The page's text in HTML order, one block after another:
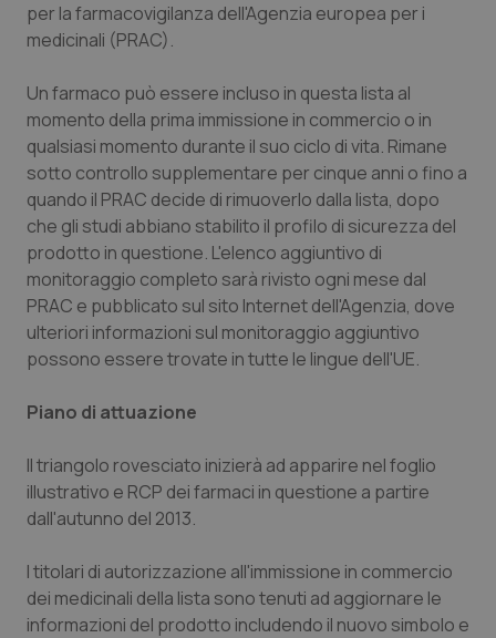
Sicilia
Toscana
Umbria
Valle D’Aosta
Veneto
Neuroscienze & patologie neurodegenerative
Obesità
Oftalmologia
Oncodermatologia
Oncoematologia
Oncologia & Nutrizione
Quotidiano Chirurgia
Quotidiano Pediatria
per la farmacovigilanza dell'Agenzia europea per i
medicinali (PRAC).
Un farmaco può essere incluso in questa lista al
momento della prima immissione in commercio o in
qualsiasi momento durante il suo ciclo di vita. Rimane
sotto controllo supplementare per cinque anni o fino a
quando il PRAC decide di rimuoverlo dalla lista, dopo
che gli studi abbiano stabilito il profilo di sicurezza del
prodotto in questione. L'elenco aggiuntivo di
monitoraggio completo sarà rivisto ogni mese dal
PRAC e pubblicato sul sito Internet dell'Agenzia, dove
ulteriori informazioni sul monitoraggio aggiuntivo
possono essere trovate in tutte le lingue dell'UE.
Piano di attuazione
Il triangolo rovesciato inizierà ad apparire nel foglio
illustrativo e RCP dei farmaci in questione a partire
dall'autunno del 2013.
I titolari di autorizzazione all'immissione in commercio
dei medicinali della lista sono tenuti ad aggiornare le
informazioni del prodotto includendo il nuovo simbolo e